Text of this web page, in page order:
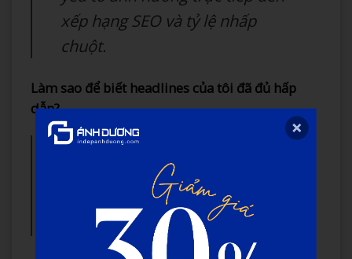
xếp hạng SEO và tỷ lệ nhấp
chuột.
Làm sao để biết headlines của tôi đã đủ hấp
dẫn?
Hãy thử đặt mình vào vị trí khách
hàng. Nếu bạn cảm thấy tò mò
hoặc muốn đọc thêm, đó là dấu
hiệu tốt.